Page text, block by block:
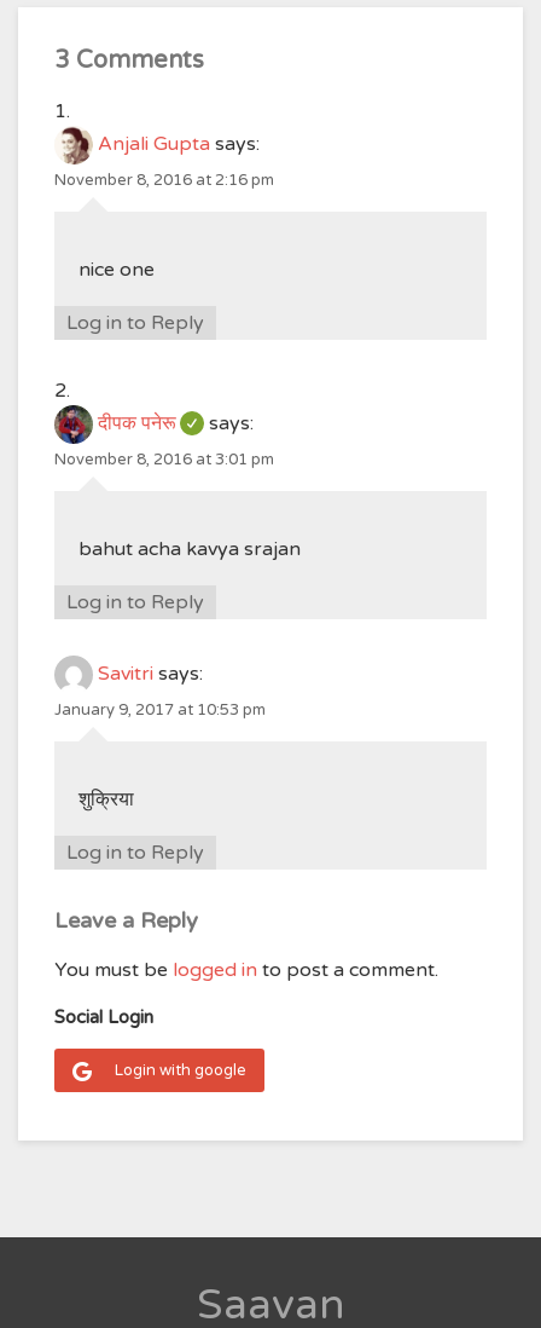
3 Comments
Anjali Gupta says:
November 8, 2016 at 2:16 pm
nice one
Log in to Reply
दीपक पनेरू says:
November 8, 2016 at 3:01 pm
bahut acha kavya srajan
Log in to Reply
Savitri says:
January 9, 2017 at 10:53 pm
शुक्रिया
Log in to Reply
Leave a Reply
You must be logged in to post a comment.
Social Login
Login with google
Saavan